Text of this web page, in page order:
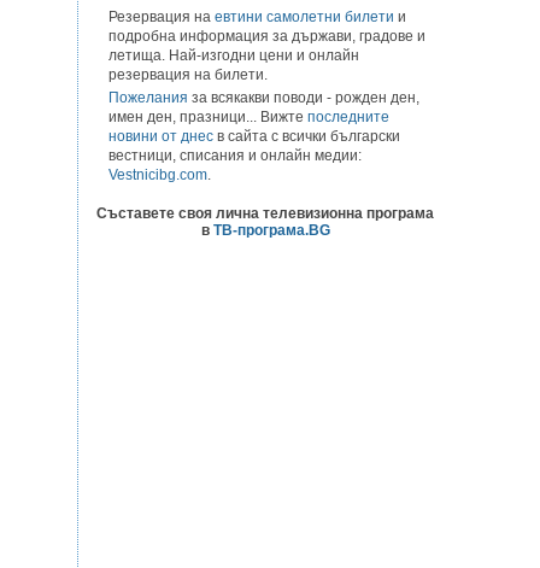
Резервация на евтини самолетни билети и
подробна информация за държави, градове и
летища. Най-изгодни цени и онлайн
резервация на билети.
Пожелания за всякакви поводи - рожден ден,
имен ден, празници... Вижте последните
новини от днес в сайта с всички български
вестници, списания и онлайн медии:
Vestnicibg.com.
Съставете своя лична телевизионна програма
в ТВ-програма.BG